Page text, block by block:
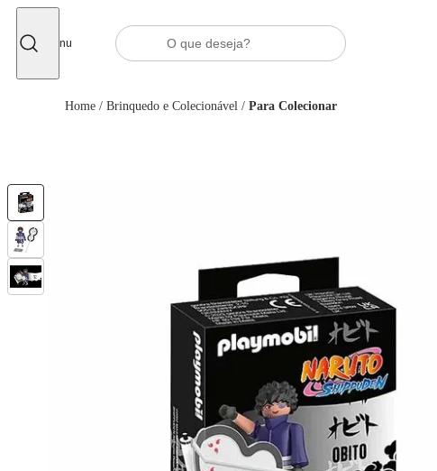
Menu
Home / Brinquedo e Colecionável / Para Colecionar